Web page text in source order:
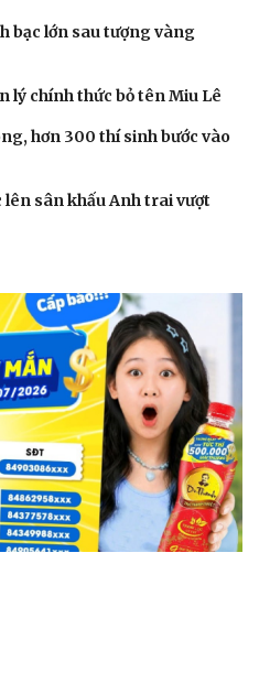
bạc lớn sau tượng vàng
lý chính thức bỏ tên Miu Lê
hơn 300 thí sinh bước vào
lên sân khấu Anh trai vượt